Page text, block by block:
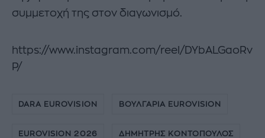
συμμετοχή της στον διαγωνισμό.
https://www.instagram.com/reel/DYbALGaoRv
P/
DARA EUROVISION ΒΟΥΛΓΑΡΙΑ EUROVISION
EUROVISION 2026 ΔΗΜΗΤΡΗΣ ΚΟΝΤΟΠΟΥΛΟΣ